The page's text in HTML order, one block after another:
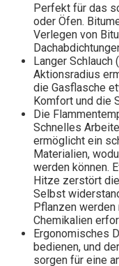
Perfekt für das
oder Öfen.
Verlegen von
Langer
Aktionsradius
die Gasflasche
Komfort und die
Die
Schnelles
ermöglicht ein
Materialien,
werden können.
Hitze zerstört
Selbst
Pflanzen
Chemikalien
Ergonomisches
bedienen, und
sorgen für eine